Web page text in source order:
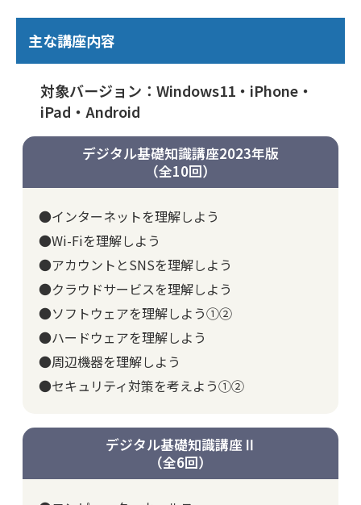
主な講座内容
対象バージョン：Windows11・iPhone・
iPad・Android
デジタル基礎知識講座2023年版
（全10回）
●インターネットを理解しよう
●Wi-Fiを理解しよう
●アカウントとSNSを理解しよう
●クラウドサービスを理解しよう
●ソフトウェアを理解しよう①②
●ハードウェアを理解しよう
●周辺機器を理解しよう
●セキュリティ対策を考えよう①②
デジタル基礎知識講座Ⅱ
（全6回）